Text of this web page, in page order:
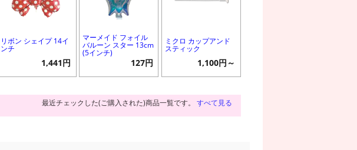
リボン シェイプ 14イ
ンチ
1,441円
マーメイド フォイル
バルーン スター 13cm
(5インチ)
127円
ミクロ カップアンド
スティック
1,100円～
最近チェックした(ご購入された)商品一覧です。 すべて見る